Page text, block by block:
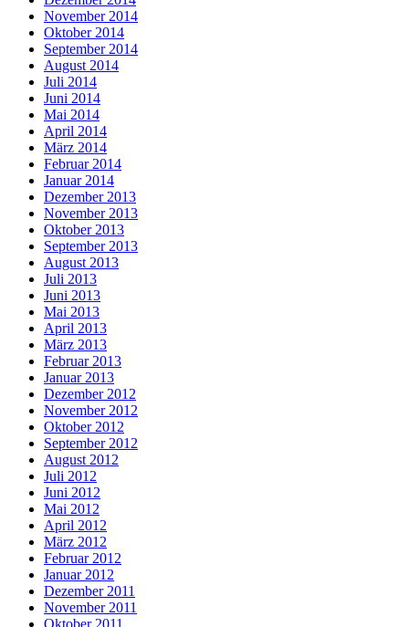
November 2014
Oktober 2014
September 2014
August 2014
Juli 2014
Juni 2014
Mai 2014
April 2014
März 2014
Februar 2014
Januar 2014
Dezember 2013
November 2013
Oktober 2013
September 2013
August 2013
Juli 2013
Juni 2013
Mai 2013
April 2013
März 2013
Februar 2013
Januar 2013
Dezember 2012
November 2012
Oktober 2012
September 2012
August 2012
Juli 2012
Juni 2012
Mai 2012
April 2012
März 2012
Februar 2012
Januar 2012
Dezember 2011
November 2011
Oktober 2011